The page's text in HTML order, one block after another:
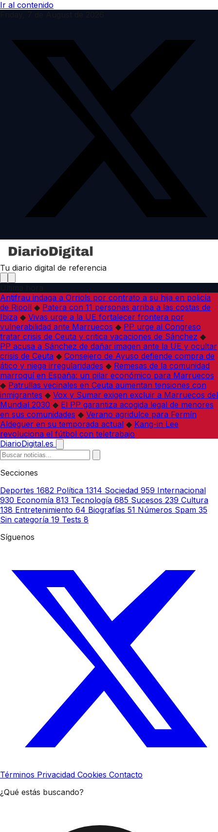
Ir al contenido
Tu diario digital de referencia
Antifrau indaga a Orriols por contrato a su hija en policía
de Ripoll ◆ Patera con 11 personas arriba a las costas de
Ibiza ◆ Vivas urge a la UE fortalecer frontera por
vulnerabilidad ante Marruecos ◆ PP urge al Congreso
tratar crisis de Ceuta y critica vacaciones de Sánchez ◆
PP acusa a Sánchez de dañar imagen ante la UE y ocultar
crisis de Ceuta ◆ Consejero de Ayuso defiende compra de
ático y niega irregularidades ◆ Remesas de la comunidad
marroquí en España: un pilar económico para Marruecos
◆ Patrullas vecinales en Ceuta aumentan tensiones con
inmigrantes ◆ Vox y Sumar exigen excluir a Marruecos del
Mundial 2030 ◆ El PP garantiza acogida legal de menores
en sus comunidades ◆ Verano agridulce para Fermín
Aldeguer en su temporada actual ◆ Kang-in Lee
revoluciona el fútbol con teletrabajo
DiarioDigital.es
Secciones
Deportes 1682 Política 1314 Sociedad 959 Internacional
930 Economía 813 Tecnología 685 Sucesos 239 Cultura
138 Entretenimiento 64 Biografías 51 Números Spam 35
Sin categoría 19 Tests 8
Síguenos
Términos Privacidad Cookies Contacto
¿Qué estás buscando?